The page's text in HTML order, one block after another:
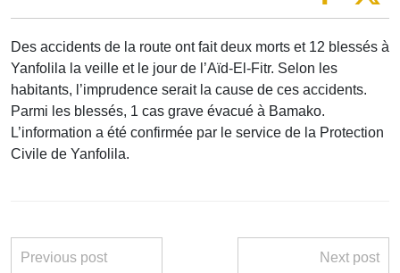
Des accidents de la route ont fait deux morts et 12 blessés à
Yanfolila la veille et le jour de l’Aïd-El-Fitr. Selon les
habitants, l’imprudence serait la cause de ces accidents.
Parmi les blessés, 1 cas grave évacué à Bamako.
L’information a été confirmée par le service de la Protection
Civile de Yanfolila.
Previous post Next post